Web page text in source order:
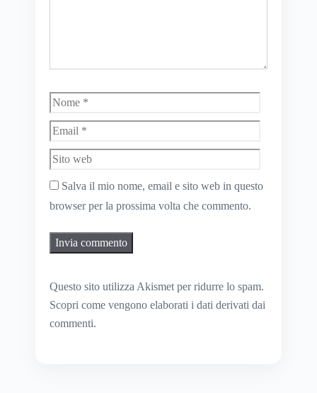
Nome
web
Salva il mio nome, email e sito web in questo
browser per la prossima volta che commento.
Questo sito utilizza Akismet per ridurre lo spam.
Scopri come vengono elaborati i dati derivati dai
commenti.